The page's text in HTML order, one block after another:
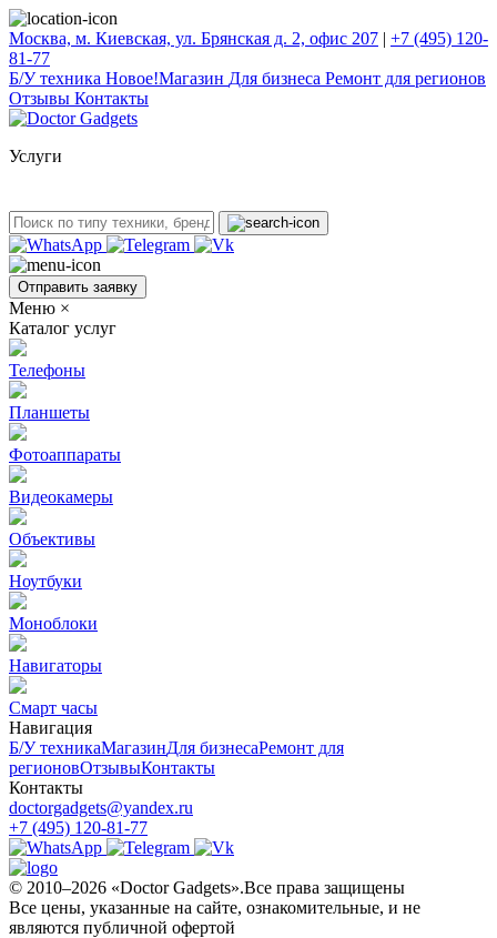
Москва, м. Киевская, ул. Брянская д. 2, офис 207 | +7 (495) 120-
81-77
Б/У техникa Новое!Магазин Для бизнеса Ремонт для регионов
Отзывы Контакты
Услуги
Отправить заявку
Меню ×
Каталог услуг
Телефоны
Планшеты
Фотоаппараты
Видеокамеры
Объективы
Ноутбуки
Моноблоки
Навигаторы
Смарт часы
Навигация
Б/У техникaМагазинДля бизнесаРемонт для
регионовОтзывыКонтакты
Контакты
doctorgadgets@yandex.ru
+7 (495) 120-81-77
© 2010–2026 «Doctor Gadgets».Все права защищены
Все цены, указанные на сайте, ознакомительные, и не
являются публичной офертой